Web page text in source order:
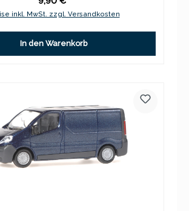
inkl. MwSt. zzgl. Versandkosten
In den Warenkorb